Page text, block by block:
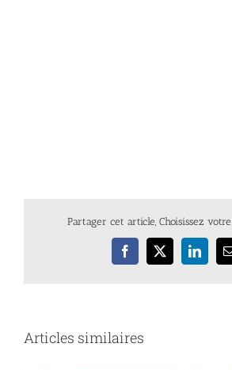
Partager cet article, Choisissez
Facebook
X
Articles similaires